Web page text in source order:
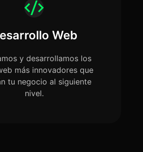
Web
y desarrollamos los
más innovadores que
tu negocio al siguiente
nivel.